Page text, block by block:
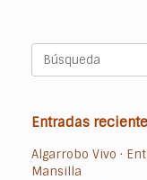
Buscar:
Entradas
Algarrobo Vivo ·
Mansilla